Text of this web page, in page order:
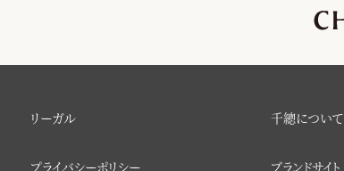
リーガル
プライバシーポリシー
千總について
ブランドサイト